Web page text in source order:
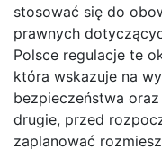
stosować się do
prawnych
Polsce regulacje te
która wskazuje na
bezpieczeństwa
drugie, przed
zaplanować